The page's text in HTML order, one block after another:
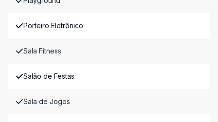
Porteiro Eletrônico
Sala Fitness
Salão de Festas
Sala de Jogos